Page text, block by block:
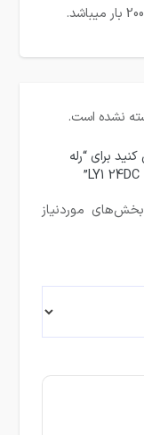
نشده است.
برای “رله
بخش‌های موردنیاز